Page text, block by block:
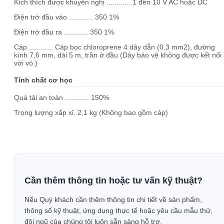
Kích thích được khuyến nghị ............ 1 đến 10 V AC hoặc DC
Điện trở đầu vào ............ 350 1%
Điện trở đầu ra ............ 350 1%
Cáp ............ Cáp bọc chloroprene 4 dây dẫn (0,3 mm2), đường
kính 7,6 mm, dài 5 m, trần ở đầu (Dây bảo vệ không được kết nối
với vỏ.)
Tính chất cơ học
Quá tải an toàn ............ 150%
Trọng lượng xấp xỉ. 2,1 kg (Không bao gồm cáp)
Cần thêm thông tin hoặc tư vấn kỹ thuật?
Nếu Quý khách cần thêm thông tin chi tiết về sản phẩm,
thông số kỹ thuật, ứng dụng thực tế hoặc yêu cầu mẫu thử,
đội ngũ của chúng tôi luôn sẵn sàng hỗ trợ.